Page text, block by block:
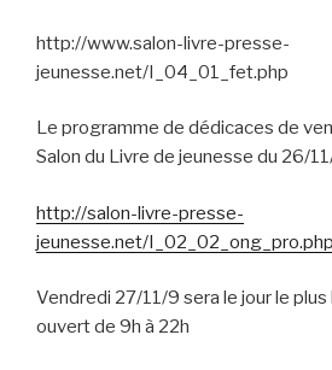
http://www.salon-livre-presse-
jeunesse.net/I_04_01_fet.php
Le programme de dédicaces de
Salon du Livre de jeunesse du 26/
http://salon-livre-presse-
jeunesse.net/
Vendredi 27/11/9 sera le jour le plus
ouvert de 9h à 22h